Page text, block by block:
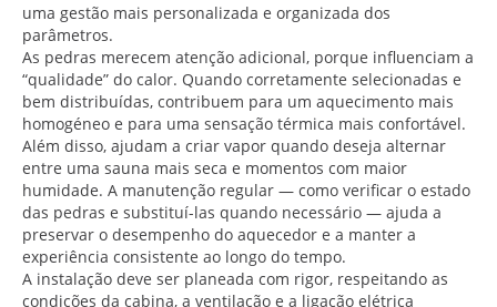
uma gestão mais personalizada e organizada dos
parâmetros.
As pedras merecem atenção adicional, porque influenciam a
“qualidade” do calor. Quando corretamente selecionadas e
bem distribuídas, contribuem para um aquecimento mais
homogéneo e para uma sensação térmica mais confortável.
Além disso, ajudam a criar vapor quando deseja alternar
entre uma sauna mais seca e momentos com maior
humidade. A manutenção regular — como verificar o estado
das pedras e substituí-las quando necessário — ajuda a
preservar o desempenho do aquecedor e a manter a
experiência consistente ao longo do tempo.
A instalação deve ser planeada com rigor, respeitando as
condições da cabina, a ventilação e a ligação elétrica